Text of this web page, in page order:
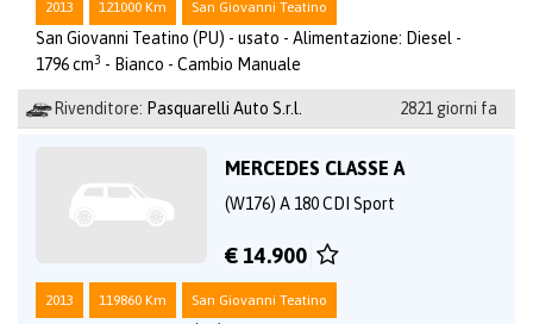
2013 121000 Km San Giovanni Teatino
San Giovanni Teatino (PU) - usato - Alimentazione: Diesel -
1796 cm3 - Bianco - Cambio Manuale
Rivenditore: Pasquarelli Auto S.r.l. 2821 giorni fa
MERCEDES CLASSE A
(W176) A 180 CDI Sport
€ 14.900
2013 119860 Km San Giovanni Teatino